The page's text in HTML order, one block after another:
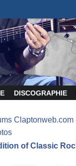
DISCOGRAPHIE
Claptonweb.com
of Classic